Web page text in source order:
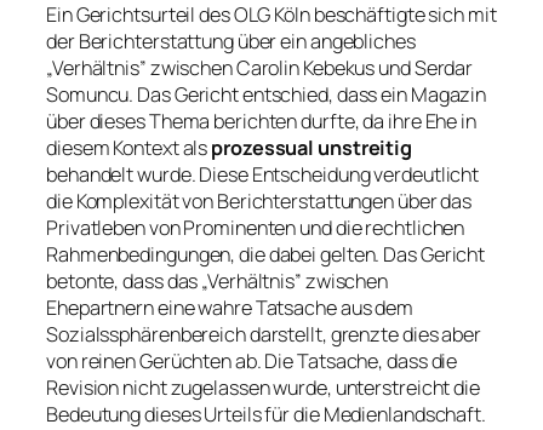
Ein Gerichtsurteil des OLG Köln beschäftigte sich mit
der Berichterstattung über ein angebliches
„Verhältnis” zwischen Carolin Kebekus und Serdar
Somuncu. Das Gericht entschied, dass ein Magazin
über dieses Thema berichten durfte, da ihre Ehe in
diesem Kontext alsprozessual unstreitig
behandelt wurde. Diese Entscheidung verdeutlicht
die Komplexität von Berichterstattungen über das
Privatleben von Prominenten und die rechtlichen
Rahmenbedingungen, die dabei gelten. Das Gericht
betonte, dass das „Verhältnis” zwischen
Ehepartnern eine wahre Tatsache aus dem
Sozialssphärenbereich darstellt, grenzte dies aber
von reinen Gerüchten ab. Die Tatsache, dass die
Revision nicht zugelassen wurde, unterstreicht die
Bedeutung dieses Urteils für die Medienlandschaft.